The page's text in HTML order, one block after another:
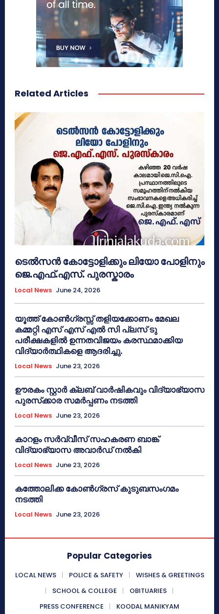
Related Articles
ടെൽസൻ കോട്ടോളിക്കും ലിയോ പോളിനും
ജെ.എഫ്.എസ്. പുരസ്കാരം
Local News June 24, 2026
യൂത്ത് കോൺഗ്രസ്സ് തളിയക്കോണം മേഖല
കമ്മറ്റി എസ് എസ് എൽ സി പ്ലസ് ടു
പരീക്ഷകളിൽ ഉന്നതവിജയം കരസ്ഥമാക്കിയ
വിദ്യാർത്ഥികളെ ആദരിച്ചു.
Local News June 23, 2026
ഊരകം സ്റ്റാർ ക്ലബ് വാർഷികവും വിദ്യാഭ്യാസ
പുരസ്‌ക്കാര സമർപ്പണം നടത്തി
Local News June 23, 2026
കാറളം സർവ്വീസ് സഹകരണ ബാങ്ക്
വിദ്യാഭ്യാസ അവാർഡ് നൽകി
Local News June 23, 2026
കത്തോലിക്ക കോൺഗ്രസ് കുടുബസംഗമം
നടത്തി
Local News June 23, 2026
Popular Categories
LOCAL NEWS POLICE & SAFETY
WISHES & GREETINGS
SCHOOL & COLLEGE
OBITUARIES
PRESS CONFERENCE
KOODAL MANIKYAM